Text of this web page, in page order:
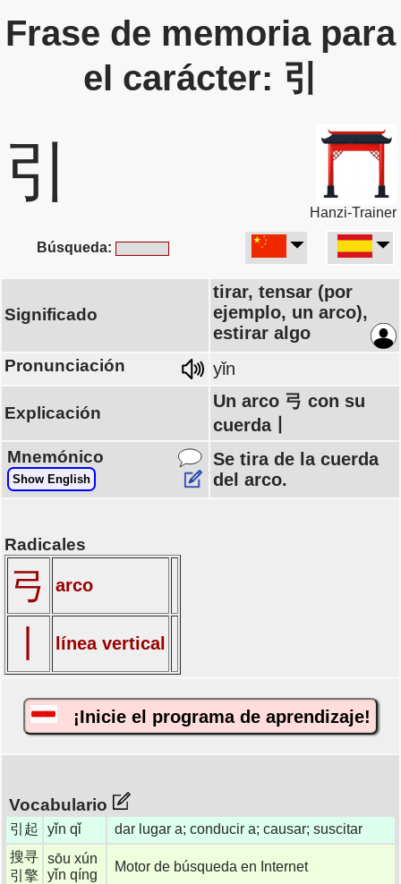
Frase de memoria para
el carácter: 引
引
Hanzi-Trainer
Búsqueda:
Significado
tirar, tensar (por
ejemplo, un arco),
estirar algo
Pronunciación yǐn
Explicación
Un arco 弓 con su
cuerda丨
Mnemónico
Show English
Se tira de la cuerda
del arco.
Radicales
弓 arco
línea vertical
¡Inicie el programa de aprendizaje!
Vocabulario
引起 yǐn qǐ
dar lugar a; conducir a; causar; suscitar
搜寻
引擎
sōu xún
yǐn qíng
Motor de búsqueda en Internet